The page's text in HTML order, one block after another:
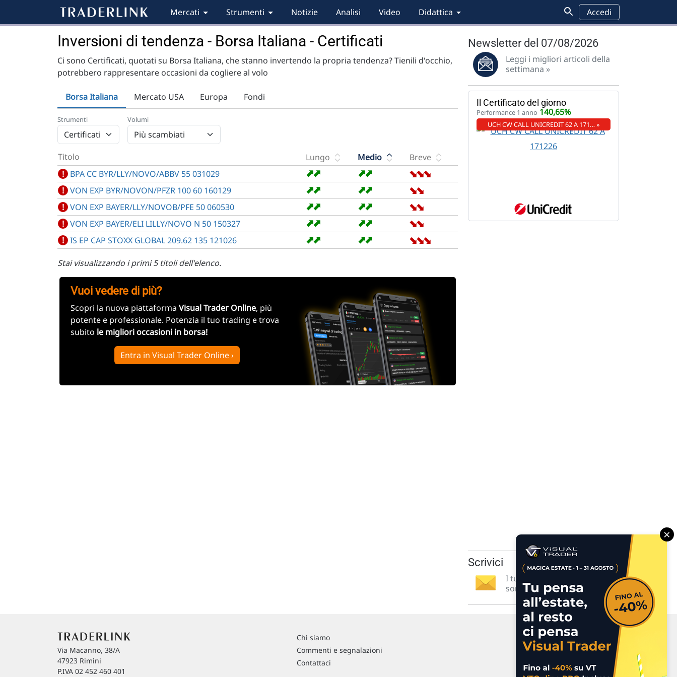
Mercati Strumenti Notizie Analisi Video Didattica Accedi
Inversioni di tendenza - Borsa Italiana - Certificati
Ci sono Certificati, quotati su Borsa Italiana, che stanno invertendo la propria tendenza? Tienili d'occhio,
potrebbero rappresentare occasioni da cogliere al volo
Borsa Italiana Mercato USA Europa Fondi
Strumenti Volumi
Titolo Lungo Medio
Breve
! BPA CC BYR/LLY/NOVO/ABBV 55 031029 ➡
➡ ➡
➡ ➡
➡
➡
! VON EXP BYR/NOVON/PFZR 100 60 160129 ➡
➡ ➡
➡ ➡
➡
! VON EXP BAYER/LLY/NOVOB/PFE 50 060530 ➡
➡ ➡
➡ ➡
➡
! VON EXP BAYER/ELI LILLY/NOVO N 50 150327 ➡
➡ ➡
➡ ➡
➡
! IS EP CAP STOXX GLOBAL 209.62 135 121026 ➡
➡ ➡
➡ ➡
➡
➡
Stai visualizzando i primi 5 titoli dell'elenco.
Vuoi vedere di più?
Scopri la nuova piattaforma Visual Trader Online, più
potente e professionale. Potenzia il tuo trading e trova
subito le migliori occasioni in borsa!
Entra in Visual Trader Online ›
Newsletter del 07/08/2026
Leggi i migliori articoli della
settimana »
Il Certificato del giorno
Performance 1 anno 140,65%
UCH CW CALL UNICREDIT 62 A 171… »
Scrivici
I tuoi suggerimenti per noi
sono preziosi e molto utili! »
Via Macanno, 38/A
47923 Rimini
P.IVA 02 452 460 401
Chi siamo
Commenti e segnalazioni
Contattaci
×